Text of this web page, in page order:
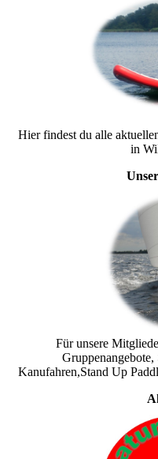
Hier findest du alle
in
Für unsere
Kanufahren,Stand Up